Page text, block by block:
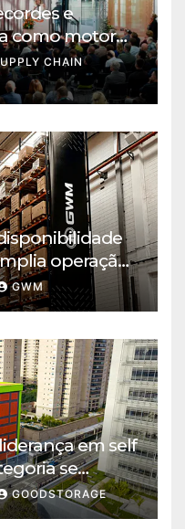
e
como motor
de incerteza
CHAIN
operação
GWM
em self
se
GOODSTORAGE